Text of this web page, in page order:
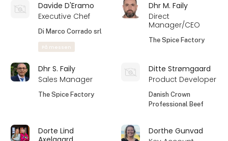
Davide D'Eramo
Executive Chef
Di Marco Corrado srl
På messen
Dhr M. Faily
Direct
Manager/CEO
The Spice Factory
Dhr S. Faily
Sales Manager
The Spice Factory
Ditte Strømgaard
Product Developer
Danish Crown
Professional Beef
Dorte Lind
Dorthe Gunvad